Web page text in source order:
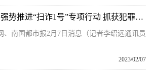
每日快讯!白沙公安强势推进“扫诈1号”专项行动 抓获犯罪嫌疑人9名
、南国都市报2月7日消息（记者李绍远通讯员
2023/02/07